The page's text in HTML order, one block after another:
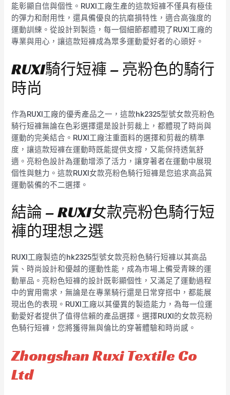
能彰顯自信與個性。RUXI工廠生產的這款短褲不僅具有極佳
的彈力和耐用性，還具備優良的抗磨損特性，適合高強度的
運動訓練。從設計到製造，每一個細節都體現了RUXI工廠的
專業與用心，讓這款短褲成為眾多運動愛好者的心頭好。
RUXI騎行短褲 – 亮粉色的騎行
時尚
作為RUXI工廠的優秀產品之一，這款hk2325型號女款亮粉色
騎行短褲無論在色彩選擇還是設計剪裁上，都體現了時尚與
運動的完美結合。RUXI工廠注重面料的選擇和剪裁的精準
度，讓這款短褲在運動時既能提供支撐，又能保持透氣舒
適。亮粉色設計為運動增添了活力，讓穿著者在運動中展現
個性與魅力。這款RUXI女款亮粉色騎行短褲是您追求高品質
運動裝備的不二選擇。
結論 – RUXI女款亮粉色騎行短
褲的理想之選
RUXI工廠製造的hk2325型號女款亮粉色騎行短褲以其高品
質、時尚設計和優越的運動性能，成為市場上備受青睞的運
動單品。亮粉色短褲的設計既彰顯個性，又滿足了運動過程
中的實用需求，無論是在專業騎行還是日常穿搭中，都能展
現出色的表現。RUXI工廠以其優異的製造能力，為每一位運
動愛好者提供了值得信賴的產品選擇。選擇RUXI的女款亮粉
色騎行短褲，您將獲得無與倫比的穿著體驗和時尚感。
Zhongshan Ruxi Textile Co
Ltd